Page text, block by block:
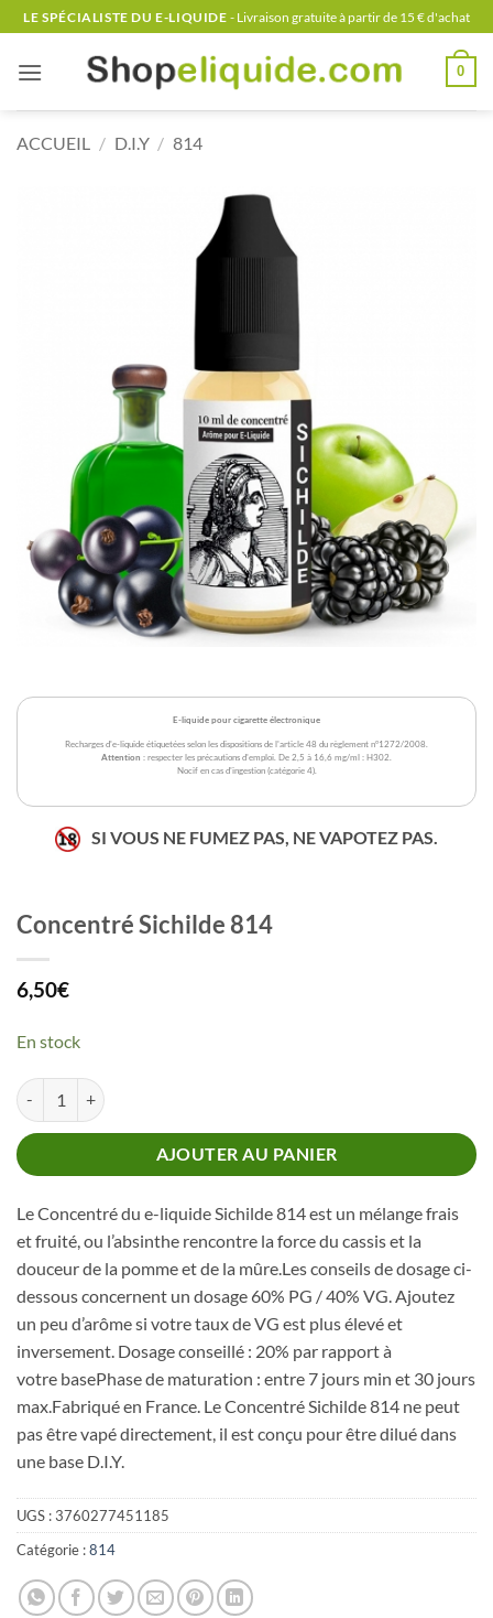
Passer
au
contenu
LE SPÉCIALISTE DU E-LIQUIDE - Livraison gratuite à partir de 15 € d'achat
0
ACCUEIL / D.I.Y / 814
E-liquide pour cigarette électronique
Recharges d'e-liquide étiquetées selon les dispositions de l'article 48 du règlement n°1272/2008.
Attention : respecter les précautions d'emploi. De 2,5 à 16,6 mg/ml : H302.
Nocif en cas d'ingestion (catégorie 4).
SI VOUS NE FUMEZ PAS, NE VAPOTEZ PAS.
Concentré Sichilde 814
6,50€
En stock
quantité de Concentré Sichilde 814
AJOUTER AU PANIER
Le Concentré du e-liquide Sichilde 814 est un mélange frais
et fruité, ou l’absinthe rencontre la force du cassis et la
douceur de la pomme et de la mûre.Les conseils de dosage ci-
dessous concernent un dosage 60% PG / 40% VG. Ajoutez
un peu d’arôme si votre taux de VG est plus élevé et
inversement. Dosage conseillé : 20% par rapport à
votre basePhase de maturation : entre 7 jours min et 30 jours
max.Fabriqué en France. Le Concentré Sichilde 814 ne peut
pas être vapé directement, il est conçu pour être dilué dans
une base D.I.Y.
UGS :3760277451185
Catégorie :814